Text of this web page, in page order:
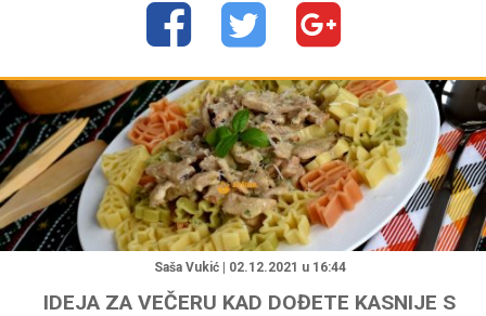
"
Saša Vukić | 02.12.2021 u 16:44
IDEJA ZA VEČERU KAD DOĐETE KASNIJE S